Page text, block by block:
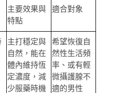
主要效果與
特點
適合對象
主打穩定與
自然，能在
體內維持恆
定濃度，減
少服藥時機
希望恢復自
然性生活頻
率、或有輕
微攝護腺不
適的男性